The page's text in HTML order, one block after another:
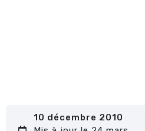
10 décembre 2010